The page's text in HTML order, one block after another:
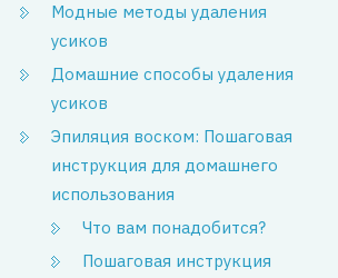
Модные методы удаления
усиков
Домашние способы удаления
усиков
Эпиляция воском: Пошаговая
инструкция для домашнего
использования
Что вам понадобится?
Пошаговая инструкция